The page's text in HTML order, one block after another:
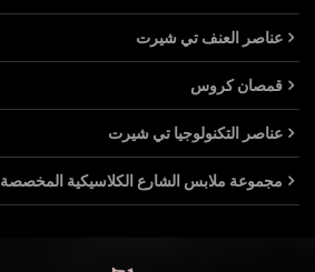
عناصر العنف تي شيرت
قمصان كروس
عناصر التكنولوجيا تي شيرت
مجموعة ملابس الشارع الكلاسيكية المخصصة